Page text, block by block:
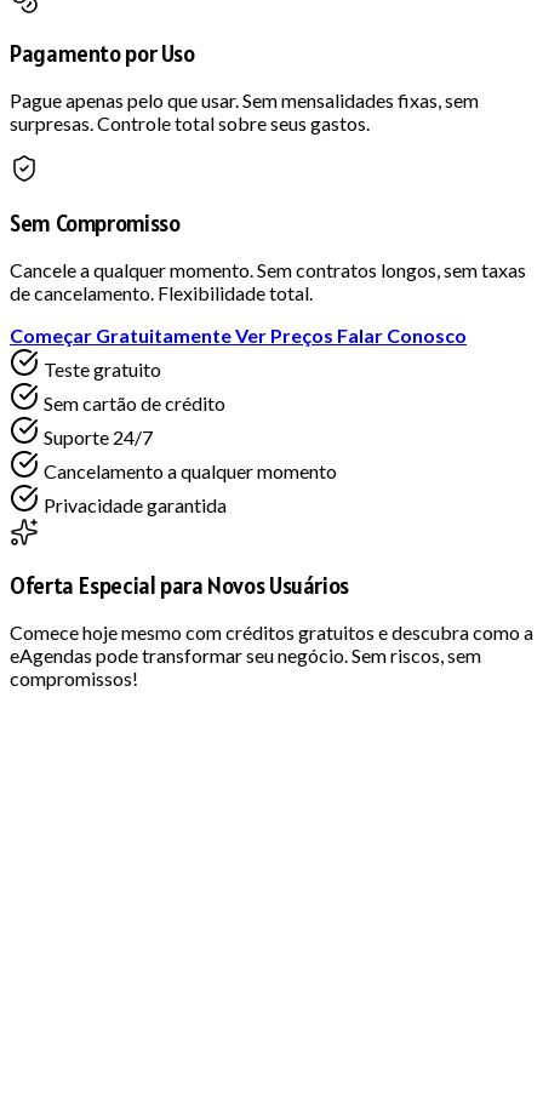
Pagamento por Uso
Pague apenas pelo que usar. Sem mensalidades fixas, sem
surpresas. Controle total sobre seus gastos.
Sem Compromisso
Cancele a qualquer momento. Sem contratos longos, sem taxas
de cancelamento. Flexibilidade total.
Começar GratuitamenteVer Preços Falar Conosco
Teste gratuito
Sem cartão de crédito
Suporte 24/7
Cancelamento a qualquer momento
Privacidade garantida
Oferta Especial para Novos Usuários
Comece hoje mesmo com créditos gratuitos e descubra como a
eAgendas pode transformar seu negócio. Sem riscos, sem
compromissos!